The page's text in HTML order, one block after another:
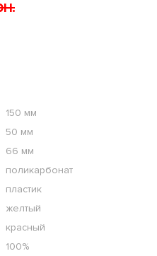
150 мм
50 мм
66 мм
поликарбонат
пластик
желтый
красный
100%